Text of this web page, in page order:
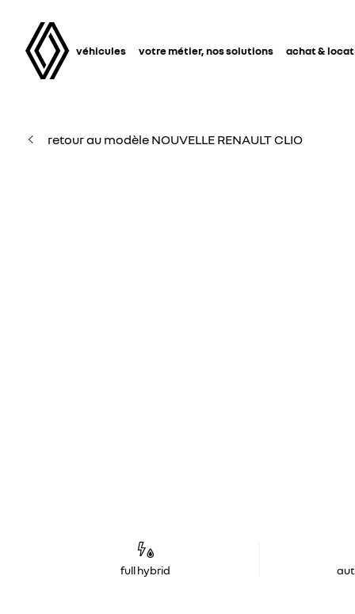
véhicules votre métier, nos solutions achat &
retour au modèle NOUVELLE RENAULT CLIO
full hybrid